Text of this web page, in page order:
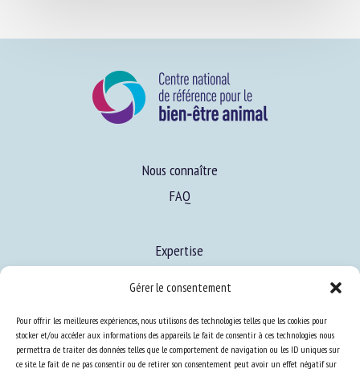
Gérer le consentement
Pour offrir les meilleures expériences, nous utilisons des technologies telles que les cookies pour
stocker et/ou accéder aux informations des appareils. Le fait de consentir à ces technologies nous
permettra de traiter des données telles que le comportement de navigation ou les ID uniques sur
ce site. Le fait de ne pas consentir ou de retirer son consentement peut avoir un effet négatif sur
Nous connaître
FAQ
Expertise
Ressources